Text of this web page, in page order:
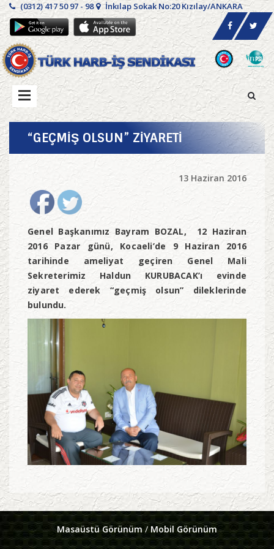
(0312) 417 50 97 - 98 İnkılap Sokak No:20 Kızılay/ANKARA
“GEÇMİŞ OLSUN” ZİYARETİ
13 Haziran 2016
Genel Başkanımız Bayram BOZAL, 12 Haziran
2016 Pazar günü, Kocaeli’de 9 Haziran 2016
tarihinde ameliyat geçiren Genel Mali
Sekreterimiz Haldun KURUBACAK’ı evinde
ziyaret ederek “geçmiş olsun” dileklerinde
bulundu.
Masaüstü Görünüm/ Mobil Görünüm